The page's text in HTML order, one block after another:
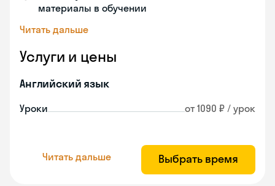
материалы в обучении
Читать дальше
Услуги и цены
Английский язык
Уроки от 1090 ₽ / урок
Читать дальше Выбрать время